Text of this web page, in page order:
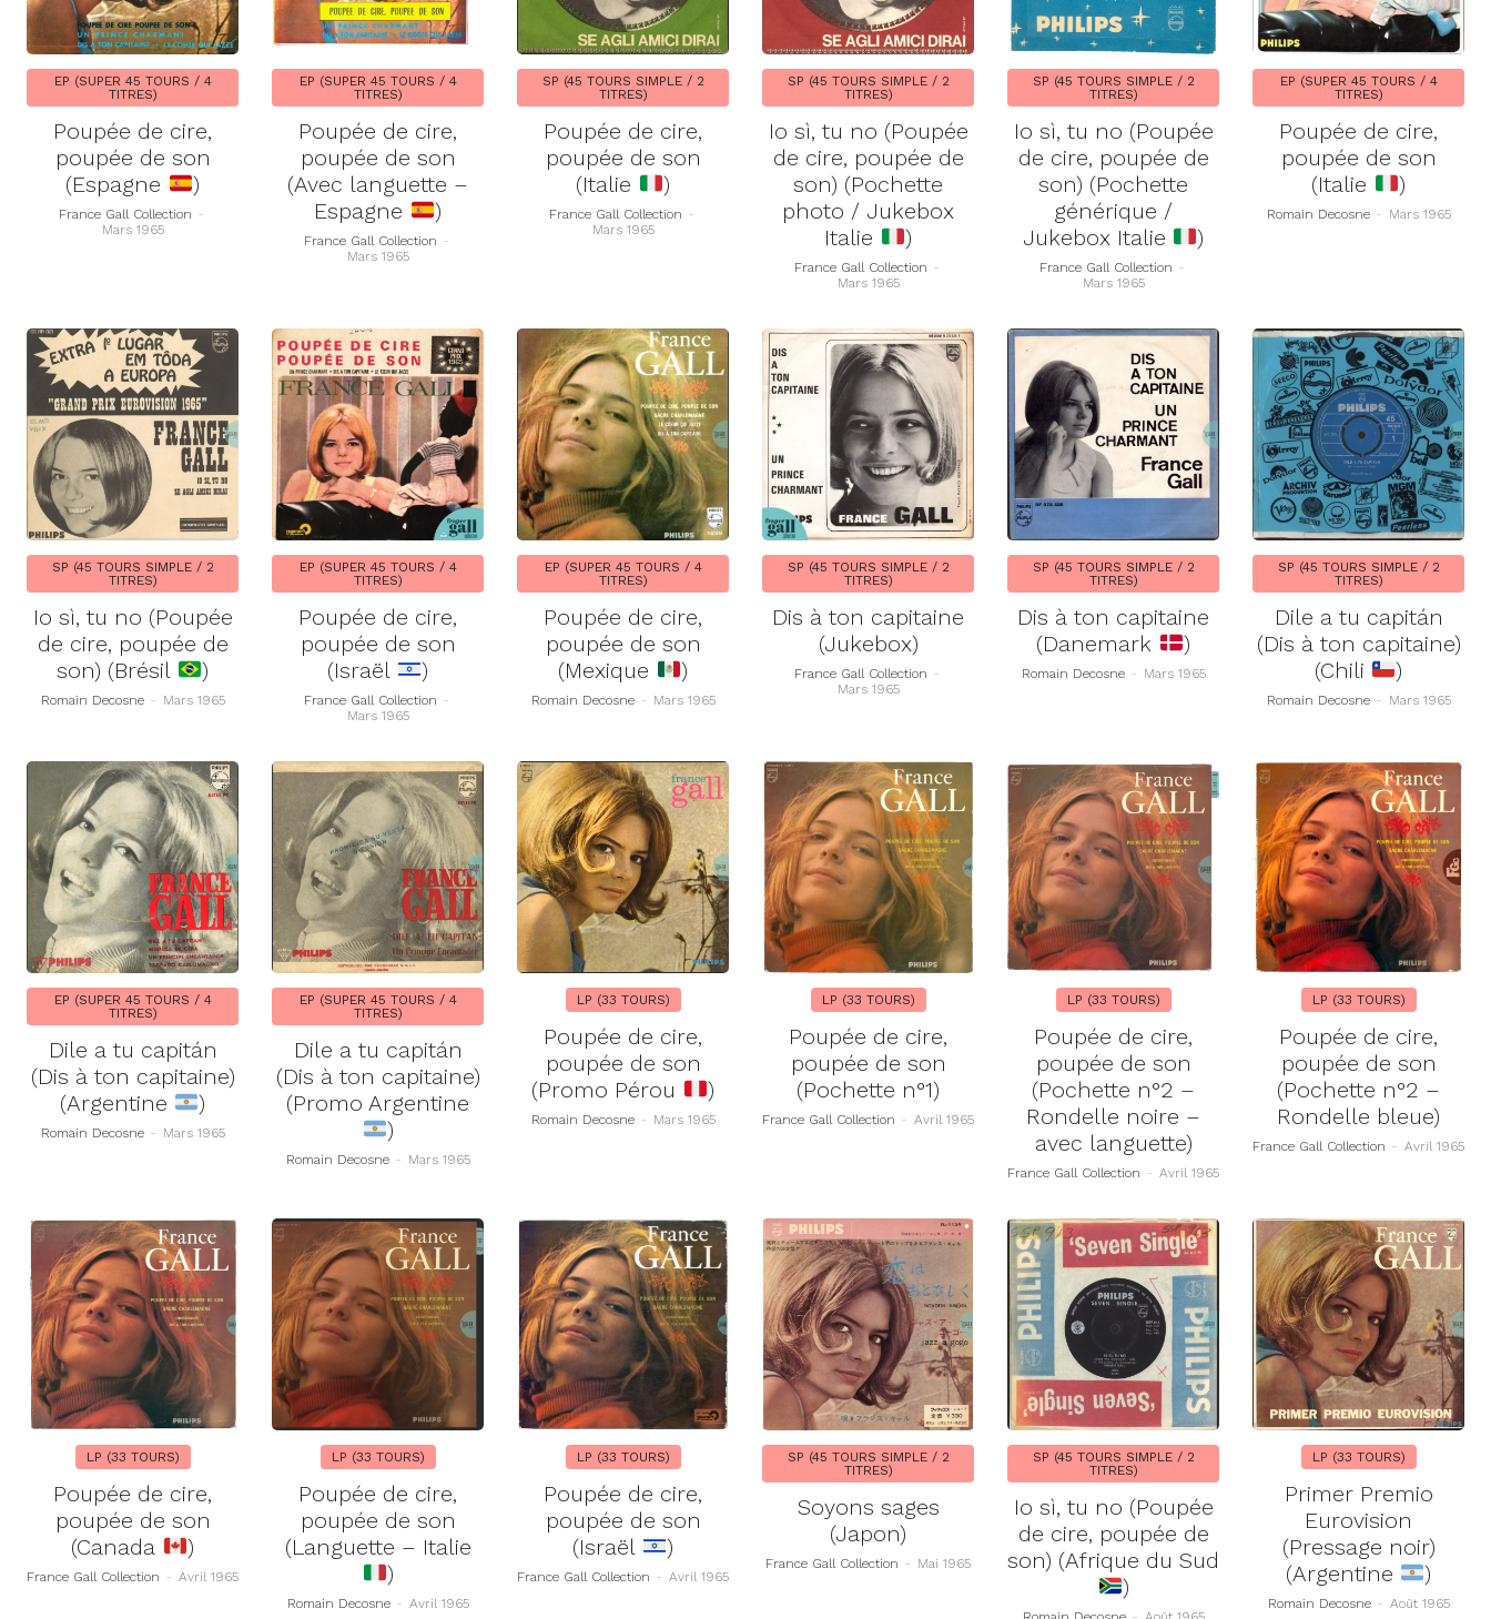
EP (SUPER 45 TOURS / 4
TITRES)
Poupée de cire,
poupée de son
(Espagne
)
France Gall Collection -
Mars 1965
EP (SUPER 45 TOURS / 4
TITRES)
Poupée de cire,
poupée de son
(Avec languette –
Espagne
)
France Gall Collection -
Mars 1965
SP (45 TOURS SIMPLE / 2
TITRES)
Poupée de cire,
poupée de son
(Italie
)
France Gall Collection -
Mars 1965
SP (45 TOURS SIMPLE / 2
TITRES)
Io sì, tu no (Poupée
de cire, poupée de
son) (Pochette
photo / Jukebox
Italie
)
France Gall Collection -
Mars 1965
SP (45 TOURS SIMPLE / 2
TITRES)
Io sì, tu no (Poupée
de cire, poupée de
son) (Pochette
générique /
Jukebox Italie
)
France Gall Collection -
Mars 1965
EP (SUPER 45 TOURS / 4
TITRES)
Poupée de cire,
poupée de son
(Italie
)
Romain Decosne - Mars 1965
SP (45 TOURS SIMPLE / 2
TITRES)
Io sì, tu no (Poupée
de cire, poupée de
son) (Brésil
)
Romain Decosne - Mars 1965
EP (SUPER 45 TOURS / 4
TITRES)
Poupée de cire,
poupée de son
(Israël
)
France Gall Collection -
Mars 1965
EP (SUPER 45 TOURS / 4
TITRES)
Poupée de cire,
poupée de son
(Mexique
)
Romain Decosne - Mars 1965
SP (45 TOURS SIMPLE / 2
TITRES)
Dis à ton capitaine
(Jukebox)
France Gall Collection -
Mars 1965
SP (45 TOURS SIMPLE / 2
TITRES)
Dis à ton capitaine
(Danemark
)
Romain Decosne - Mars 1965
SP (45 TOURS SIMPLE / 2
TITRES)
Dile a tu capitán
(Dis à ton capitaine)
(Chili
)
Romain Decosne - Mars 1965
EP (SUPER 45 TOURS / 4
TITRES)
Dile a tu capitán
(Dis à ton capitaine)
(Argentine
)
Romain Decosne - Mars 1965
EP (SUPER 45 TOURS / 4
TITRES)
Dile a tu capitán
(Dis à ton capitaine)
(Promo Argentine
)
Romain Decosne - Mars 1965
LP (33 TOURS)
Poupée de cire,
poupée de son
(Promo Pérou
)
Romain Decosne - Mars 1965
LP (33 TOURS)
Poupée de cire,
poupée de son
(Pochette n°1)
France Gall Collection - Avril 1965
LP (33 TOURS)
Poupée de cire,
poupée de son
(Pochette n°2 –
Rondelle noire –
avec languette)
France Gall Collection - Avril 1965
LP (33 TOURS)
Poupée de cire,
poupée de son
(Pochette n°2 –
Rondelle bleue)
France Gall Collection - Avril 1965
LP (33 TOURS)
Poupée de cire,
poupée de son
(Canada
)
France Gall Collection - Avril 1965
LP (33 TOURS)
Poupée de cire,
poupée de son
(Languette – Italie
)
Romain Decosne - Avril 1965
LP (33 TOURS)
Poupée de cire,
poupée de son
(Israël
)
France Gall Collection - Avril 1965
SP (45 TOURS SIMPLE / 2
TITRES)
Soyons sages
(Japon)
France Gall Collection - Mai 1965
SP (45 TOURS SIMPLE / 2
TITRES)
Io sì, tu no (Poupée
de cire, poupée de
son) (Afrique du Sud
)
LP (33 TOURS)
Primer Premio
Eurovision
(Pressage noir)
(Argentine
)
Romain Decosne - Août 1965